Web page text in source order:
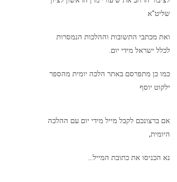
שליט"א
ואת מכתבי התשובות וההלכות הנמסרות
לכלל ישראל מידי יום.
כמו כן מתפרסם באתר הלכה יומית מהספר
ילקוט יוסף
אם ברצונכם לקבל מייל מידי יום עם ההלכה
היומית,
נא הכניסו את כתובת המייל…